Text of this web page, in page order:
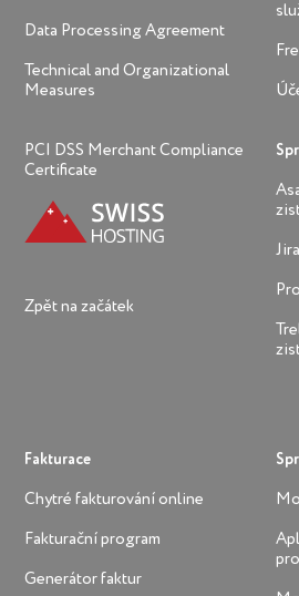
Data Processing Agreement
Technical and Organizational
Measures
PCI DSS Merchant Compliance
Certificate
Zpět na začátek
Fakturace
Chytré fakturování online
Fakturační program
Generátor faktur